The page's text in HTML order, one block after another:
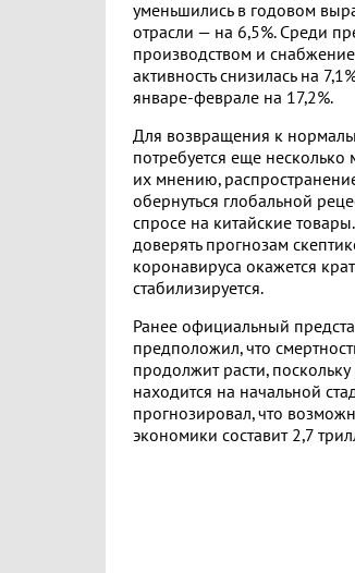
уменьшились в годовом
отрасли — на 6,5%. Среди
производством и
активность снизилась на
январе-феврале на 17,2%.
Для возвращения к
потребуется еще несколько
их мнению,
обернуться глобальной
спросе на китайские
доверять прогнозам
коронавируса окажется
стабилизируется.
Ранее официальный
предположил, что
продолжит расти,
находится на начальной
прогнозировал, что
экономики составит 2,7